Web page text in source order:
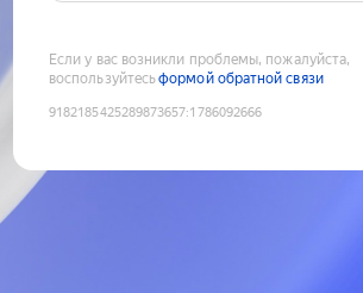
Если у вас возникли проблемы, пожалуйста,
воспользуйтесьформой обратной связи
9182185425289873657:1786092666